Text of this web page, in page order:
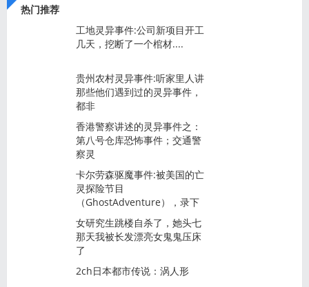
热门推荐
工地灵异事件:公司新项目开工
几天，挖断了一个棺材....
贵州农村灵异事件:听家里人讲
那些他们遇到过的灵异事件，
都非
香港警察讲述的灵异事件之：
第八号仓库恐怖事件；交通警
察灵
卡尔劳森驱魔事件:被美国的亡
灵探险节目
（GhostAdventure），录下
女研究生跳楼自杀了，她头七
那天我被长发漂亮女鬼鬼压床
了
2ch日本都市传说：涡人形